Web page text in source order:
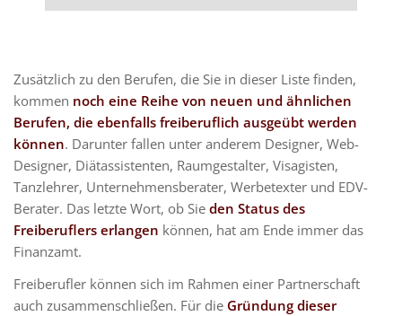
Zusätzlich zu den Berufen, die Sie in dieser Liste finden,
kommen noch eine Reihe von neuen und ähnlichen
Berufen, die ebenfalls freiberuflich ausgeübt werden
können. Darunter fallen unter anderem Designer, Web-
Designer, Diätassistenten, Raumgestalter, Visagisten,
Tanzlehrer, Unternehmensberater, Werbetexter und EDV-
Berater. Das letzte Wort, ob Sie den Status des
Freiberuflers erlangen können, hat am Ende immer das
Finanzamt.
Freiberufler können sich im Rahmen einer Partnerschaft
auch zusammenschließen. Für die Gründung dieser